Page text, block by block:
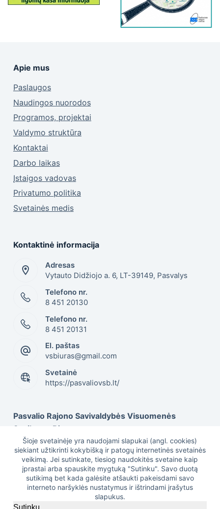
Šioje svetainėje yra naudojami slapukai (angl. cookies)
siekiant užtikrinti kokybišką ir patogų internetinės svetainės
veikimą. Jei sutinkate, tiesiog naudokitės svetaine kaip
įprastai arba spauskite mygtuką "Sutinku". Savo duotą
sutikimą bet kada galėsite atšaukti pakeisdami savo
interneto naršyklės nustatymus ir ištrindami įrašytus
slapukus.
Sutinku
Apie mus
Paslaugos
Naudingos nuorodos
Programos, projektai
Valdymo struktūra
Kontaktai
Darbo laikas
Įstaigos vadovas
Privatumo politika
Svetainės medis
Kontaktinė informacija
Adresas
Vytauto Didžiojo a. 6, LT-39149, Pasvalys
Telefono nr.
8 451 20130
Telefono nr.
8 451 20131
El. paštas
vsbiuras@gmail.com
Svetainė
https://pasvaliovsb.lt/
Pasvalio Rajono Savivaldybės Visuomenės
Sveikatos Biuras
Duomenys kaupiami ir saugomi Juridinių asmenų
registre, kodas 301505617